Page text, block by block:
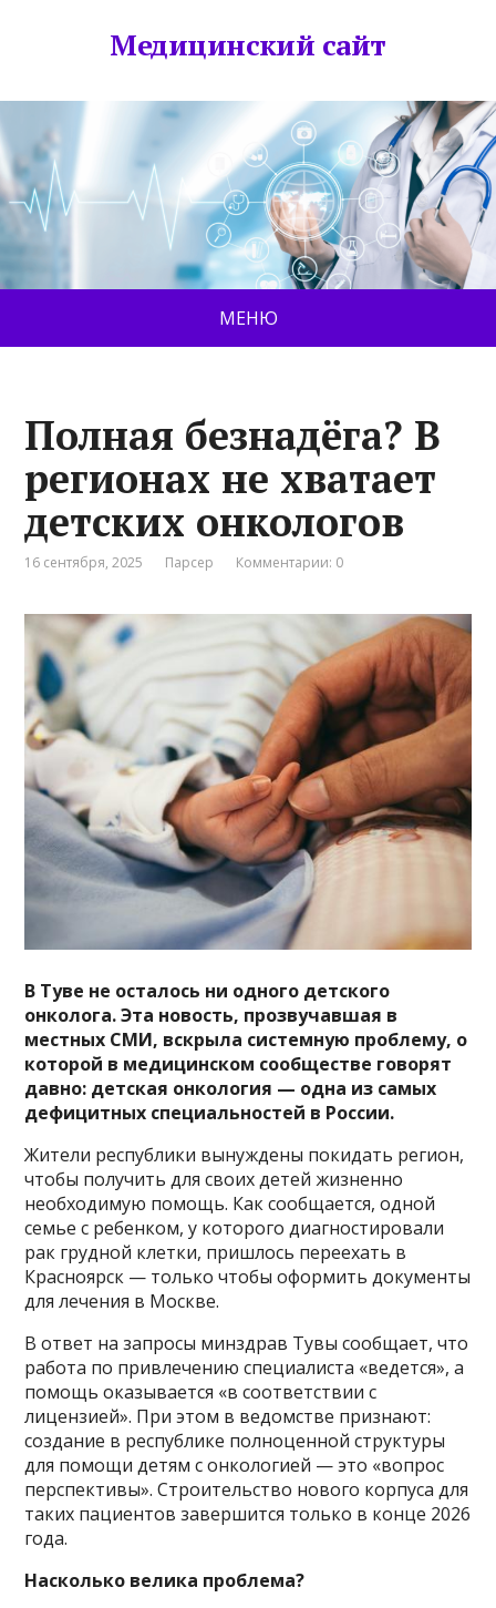
Медицинский сайт
МЕНЮ
Полная безнадёга? В
регионах не хватает
детских онкологов
16 сентября, 2025 Парсер Комментарии: 0
В Туве не осталось ни одного детского
онколога. Эта новость, прозвучавшая в
местных СМИ, вскрыла системную проблему, о
которой в медицинском сообществе говорят
давно: детская онкология — одна из самых
дефицитных специальностей в России.
Жители республики вынуждены покидать регион,
чтобы получить для своих детей жизненно
необходимую помощь. Как сообщается, одной
семье с ребенком, у которого диагностировали
рак грудной клетки, пришлось переехать в
Красноярск — только чтобы оформить документы
для лечения в Москве.
В ответ на запросы минздрав Тувы сообщает, что
работа по привлечению специалиста «ведется», а
помощь оказывается «в соответствии с
лицензией». При этом в ведомстве признают:
создание в республике полноценной структуры
для помощи детям с онкологией — это «вопрос
перспективы». Строительство нового корпуса для
таких пациентов завершится только в конце 2026
года.
Насколько велика проблема?